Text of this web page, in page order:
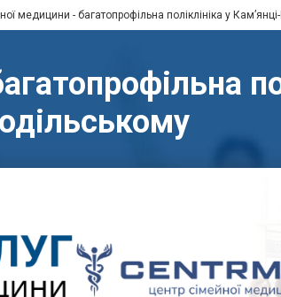
медицини - багатопрофільна поліклініка у